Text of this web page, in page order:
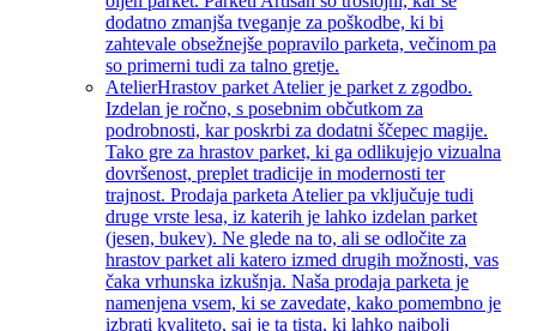
dodatno zmanjša tveganje za poškodbe, ki bi
zahtevale obsežnejše popravilo parketa, večinom pa
so primerni tudi za talno gretje.
AtelierHrastov parket Atelier je parket z zgodbo.
Izdelan je ročno, s posebnim občutkom za
podrobnosti, kar poskrbi za dodatni ščepec magije.
Tako gre za hrastov parket, ki ga odlikujejo vizualna
dovršenost, preplet tradicije in modernosti ter
trajnost. Prodaja parketa Atelier pa vključuje tudi
druge vrste lesa, iz katerih je lahko izdelan parket
(jesen, bukev). Ne glede na to, ali se odločite za
hrastov parket ali katero izmed drugih možnosti, vas
čaka vrhunska izkušnja. Naša prodaja parketa je
namenjena vsem, ki se zavedate, kako pomembno je
izbrati kvaliteto, saj je ta tista, ki lahko najbolj